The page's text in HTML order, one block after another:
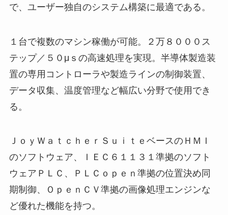
で、ユーザー独自のシステム構築に最適である。
１台で複数のマシン稼働が可能。２万８０００ス
テップ／５０μｓの高速処理を実現。半導体製造装
置の専用コントローラや製造ラインの制御装置、
データ収集、温度管理など幅広い分野で使用でき
る。
ＪｏｙＷａｔｃｈｅｒＳｕｉｔｅベースのＨＭＩ
のソフトウェア、ＩＥＣ６１１３１準拠のソフト
ウェアＰＬＣ、ＰＬＣｏｐｅｎ準拠の位置決め同
期制御、ＯｐｅｎＣＶ準拠の画像処理エンジンな
ど優れた機能を持つ。